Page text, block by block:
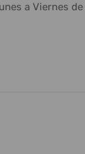
a Viernes